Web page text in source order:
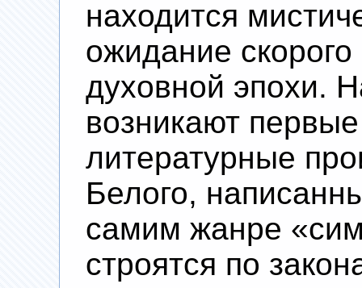
находится
ожидание
духовной эпохи.
возникают
литературные
Белого,
самим жанре
строятся по